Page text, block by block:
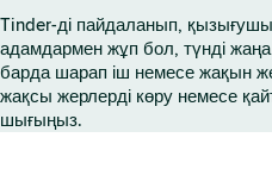
Tinder-ді пайдаланып,
адамдармен жұп бол, түнді жаңа
барда шарап іш немесе жақын
жақсы жерлерді көру немесе
шығыңыз.